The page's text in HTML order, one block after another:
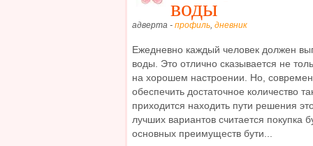
воды
адверта - профиль, дневник
Ежедневно каждый человек должен
воды. Это отлично сказывается не
на хорошем настроении. Но,
обеспечить достаточное количество
приходится находить пути решения
лучших вариантов считается покупка
основных преимуществ бути...